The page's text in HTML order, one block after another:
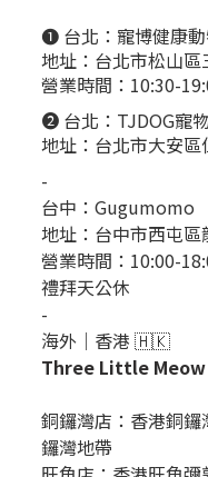
❶ 台北： 寵博健康
地址：台北市松山
營業時間：10:30-
❷ 台北： TJDOG寵
地址：台北市大安
-
台中： Gugumomo
地址： 台中市西屯
營業時間：10:00-
禮拜天公休
-
海外｜香港 🇭🇰
Three Little Meow
銅鑼灣店： 香港銅
鑼灣地帶